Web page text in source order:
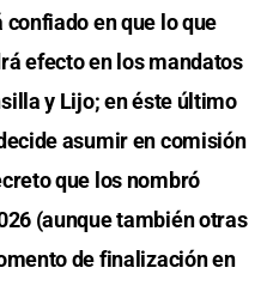
en que lo que
efecto en los mandatos
y Lijo; en éste último
asumir en comisión
que los nombró
(aunque también otras
de finalización en